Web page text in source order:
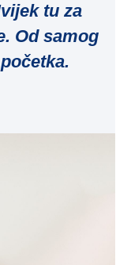
tu za
Od samog
početka.